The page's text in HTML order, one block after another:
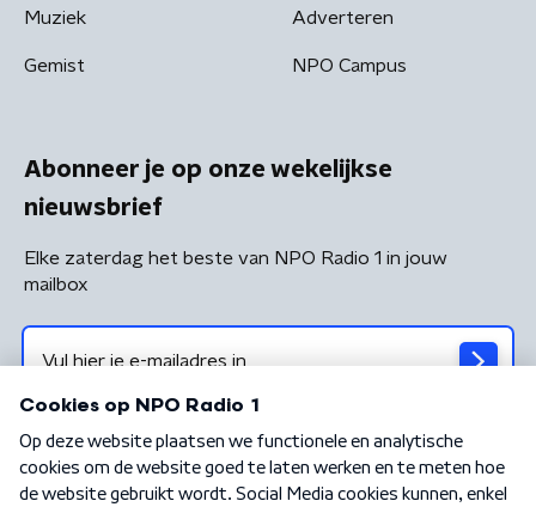
Muziek
Gemist
Adverteren
NPO Campus
Abonneer je op onze wekelijkse
nieuwsbrief
Elke zaterdag het beste van NPO Radio 1 in jouw
mailbox